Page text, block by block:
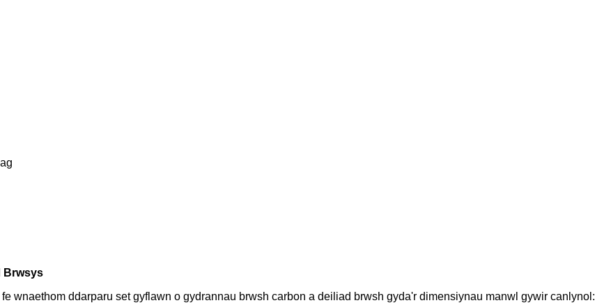
Brwsys
wnaethom ddarparu set gyflawn o gydrannau brwsh carbon a deiliad brwsh gyda'r dimensiynau manwl gywir canlynol: